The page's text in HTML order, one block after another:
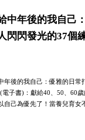
中年後的我自己
閃閃發光的37個
年後的我自己：優雅的日常
電子書)：獻給40、50、60
自己為優先了！當養兒育女